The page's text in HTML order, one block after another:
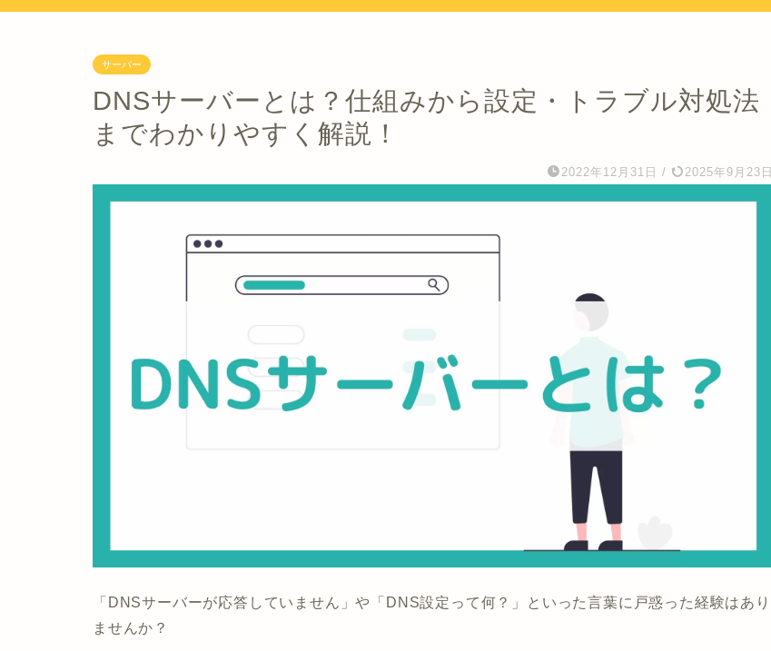
サーバー
DNSサーバーとは？仕組みから設定・トラブル対処法
までわかりやすく解説！
2022年12月31日 / 2025年9月23日
「DNSサーバーが応答していません」や「DNS設定って何？」といった言葉に戸惑った経験はあり
ませんか？